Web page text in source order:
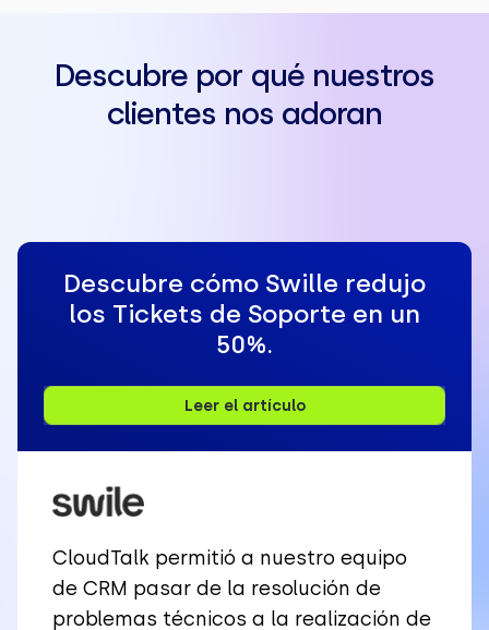
Descubre por qué nuestros
clientes nos adoran
Descubre cómo Swille redujo
los Tickets de Soporte en un
50%.
Leer el artículo
CloudTalk permitió a nuestro equipo
de CRM pasar de la resolución de
problemas técnicos a la realización de